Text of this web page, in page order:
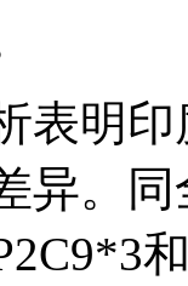
表明
异。